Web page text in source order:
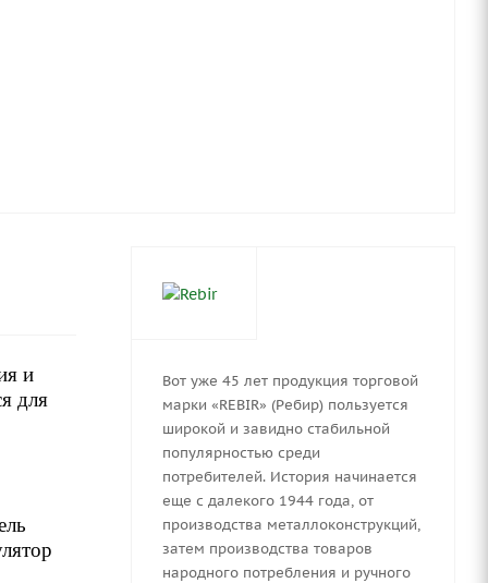
и
для
Вот уже 45 лет продукция торговой
марки «REBIR» (Ребир) пользуется
широкой и завидно стабильной
популярностью среди
потребителей. История начинается
еще с далекого 1944 года, от
производства металлоконструкций,
затем производства товаров
народного потребления и ручного